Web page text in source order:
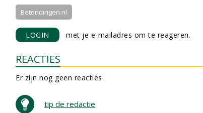
Betondingen.nl
LOGIN met je e-mailadres om te reageren.
REACTIES
Er zijn nog geen reacties.
tip de redactie